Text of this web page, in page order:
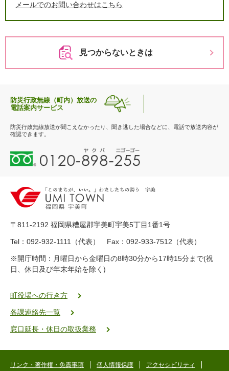
メールでのお問い合わせはこちら
見つからないときは
防災行政無線（町内）放送の
電話案内サービス
防災行政無線放送が聞こえなかったり、聞き逃した場合などに、電話で放送内容が
確認できます。
0
1
-
8
-
5
5
ク
二
ゴ
〒811-2192 福岡県糟屋郡宇美町宇美5丁目1番1号
Tel：092-932-1111（代表） Fax：092-933-7512（代表）
※開庁時間：月曜日から金曜日の8時30分から17時15分まで(祝
日、休日及び年末年始を除く)
町役場への行き方
各課連絡先一覧
窓口延長・休日の取扱業務
リンク・著作権・免責事項 個人情報保護 アクセシビリティ